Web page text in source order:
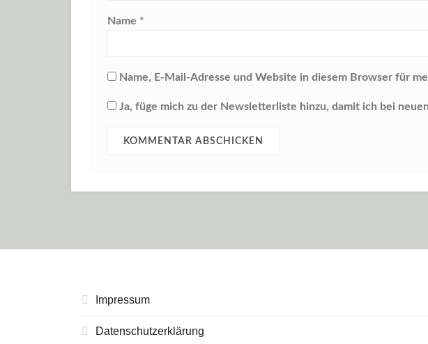
Name *
Name, E-Mail-Adresse und Website in diesem Browser für
Ja, füge mich zu der Newsletterliste hinzu, damit ich bei
Impressum
Datenschutzerklärung